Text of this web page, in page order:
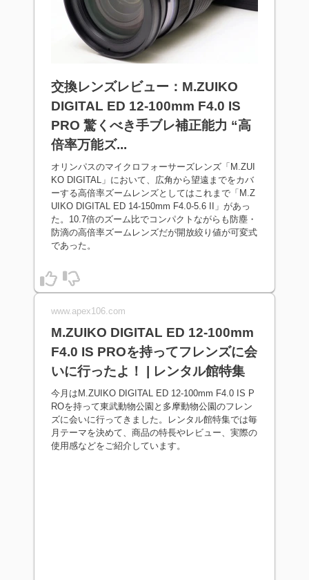
交換レンズレビュー：M.ZUIKO
DIGITAL ED 12-100mm F4.0 IS
PRO 驚くべき手ブレ補正能力 “高
倍率万能ズ...
オリンパスのマイクロフォーサーズレンズ「M.ZUI
KO DIGITAL」において、広角から望遠までをカバ
ーする高倍率ズームレンズとしてはこれまで「M.Z
UIKO DIGITAL ED 14-150mm F4.0-5.6 II」があっ
た。10.7倍のズーム比でコンパクトながらも防塵・
防滴の高倍率ズームレンズだが開放絞り値が可変式
であった。
www.apex106.com
M.ZUIKO DIGITAL ED 12-100mm
F4.0 IS PROを持ってフレンズに会
いに行ったよ！ | レンタル館特集
今月はM.ZUIKO DIGITAL ED 12-100mm F4.0 IS P
ROを持って東武動物公園と多摩動物公園のフレン
ズに会いに行ってきました。レンタル館特集では毎
月テーマを決めて、商品の特長やレビュー、実際の
使用感などをご紹介しています。